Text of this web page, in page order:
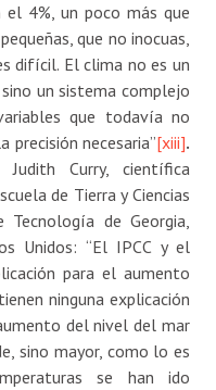
4%, un poco más que
que no inocuas,
difícil. El clima no es un
un sistema complejo
que todavía no
precisión necesaria”[xiii].
Curry, científica
de Tierra y Ciencias
de Georgia,
Unidos: “El IPCC y el
para el aumento
ninguna explicación
del nivel del mar
sino mayor, como lo es
se han ido